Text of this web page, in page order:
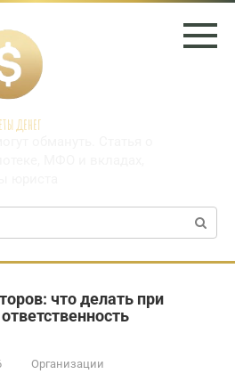
денег
что делать при
Организации